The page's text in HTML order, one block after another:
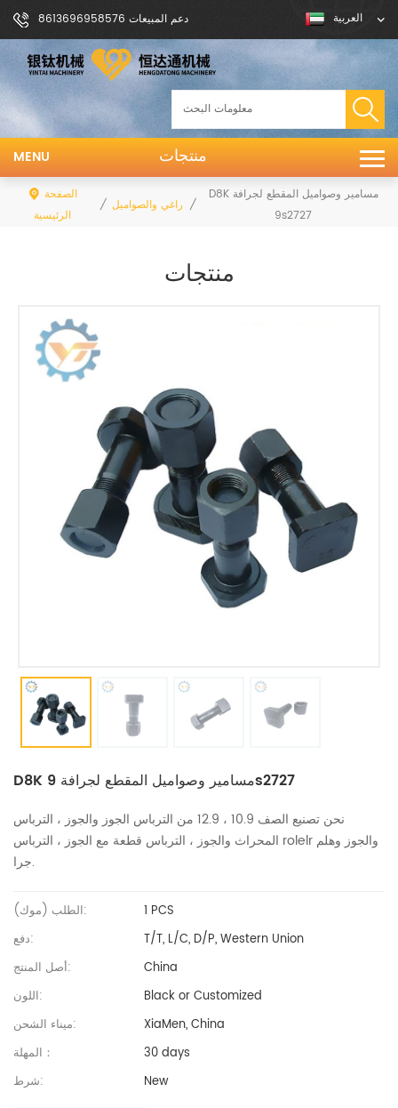
دعم المبيعات 8613696958576 العربية
منتجات MENU
الصفحة
الرئيسية
/ البراغي والصواميل/
D8K مسامير وصواميل المقطع لجرافة
9s2727
منتجات
D8K مسامير وصواميل المقطع لجرافة 9s2727
نحن تصنيع الصف 10.9 ، 12.9 من الترباس الجوز والجوز ، الترباس
المحراث والجوز ، الترباس قطعة مع الجوز ، الترباس rolelr والجوز وهلم
جرا.
الطلب (موك):
1 PCS
دفع:
T/T, L/C, D/P, Western Union
أصل المنتج:
China
اللون:
Black or Customized
ميناء الشحن:
XiaMen, China
المهلة：
30 days
شرط:
New